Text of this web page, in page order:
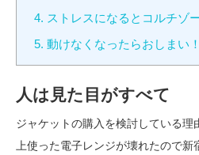
4. ストレスになるとコルチゾ
5. 動けなくなったらおしまい！
人は見た目がすべて
ジャケットの購入を検討している理
上使った電子レンジが壊れたので